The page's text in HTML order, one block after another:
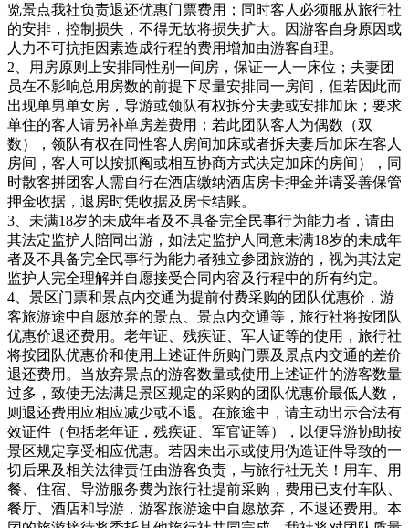
览景点我社负责退还优惠门票费用；同时客人必须服从旅行社
的安排，控制损失，不得无故将损失扩大。因游客自身原因或
人力不可抗拒因素造成行程的费用增加由游客自理。
2、用房原则上安排同性别一间房，保证一人一床位；夫妻团
员在不影响总用房数的前提下尽量安排同一房间，但若因此而
出现单男单女房，导游或领队有权拆分夫妻或安排加床；要求
单住的客人请另补单房差费用；若此团队客人为偶数（双
数），领队有权在同性客人房间加床或者拆夫妻后加床在客人
房间，客人可以按抓阄或相互协商方式决定加床的房间），同
时散客拼团客人需自行在酒店缴纳酒店房卡押金并请妥善保管
押金收据，退房时凭收据及房卡结账。
3、未满18岁的未成年者及不具备完全民事行为能力者，请由
其法定监护人陪同出游，如法定监护人同意未满18岁的未成年
者及不具备完全民事行为能力者独立参团旅游的，视为其法定
监护人完全理解并自愿接受合同内容及行程中的所有约定。
4、景区门票和景点内交通为提前付费采购的团队优惠价，游
客旅游途中自愿放弃的景点、景点内交通等，旅行社将按团队
优惠价退还费用。老年证、残疾证、军人证等的使用，旅行社
将按团队优惠价和使用上述证件所购门票及景点内交通的差价
退还费用。当放弃景点的游客数量或使用上述证件的游客数量
过多，致使无法满足景区规定的采购的团队优惠价最低人数，
则退还费用应相应减少或不退。在旅途中，请主动出示合法有
效证件（包括老年证，残疾证、军官证等），以便导游协助按
景区规定享受相应优惠。若因未出示或使用伪造证件导致的一
切后果及相关法律责任由游客负责，与旅行社无关！用车、用
餐、住宿、导游服务费为旅行社提前采购，费用已支付车队、
餐厅、酒店和导游，游客旅游途中自愿放弃，不退还费用。本